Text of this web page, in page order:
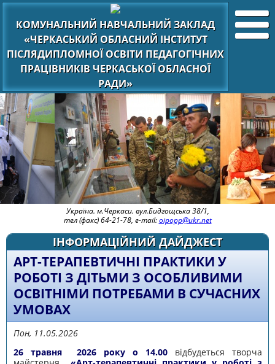
КОМУНАЛЬНИЙ НАВЧАЛЬНИЙ ЗАКЛАД
«ЧЕРКАСЬКИЙ ОБЛАСНИЙ ІНСТИТУТ
ПІСЛЯДИПЛОМНОЇ ОСВІТИ ПЕДАГОГІЧНИХ
ПРАЦІВНИКІВ ЧЕРКАСЬКОЇ ОБЛАСНОЇ
РАДИ»
Україна. м.Черкаси. вул.Бидгощська 38/1,
тел (факс) 64-21-78, e-mail:oipopp@ukr.net
ІНФОРМАЦІЙНИЙ ДАЙДЖЕСТ
АРТ-ТЕРАПЕВТИЧНІ ПРАКТИКИ У
РОБОТІ З ДІТЬМИ З ОСОБЛИВИМИ
ОСВІТНІМИ ПОТРЕБАМИ В СУЧАСНИХ
УМОВАХ
Пон, 11.05.2026
26 травня 2026 року о 14.00відбудеться творча